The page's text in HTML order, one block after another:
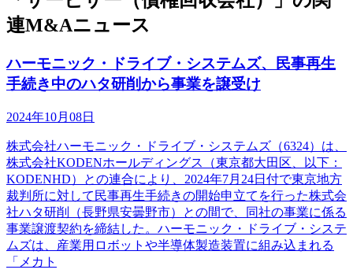
連M&Aニュース
ハーモニック・ドライブ・システムズ、民事再生
手続き中のハタ研削から事業を譲受け
2024年10月08日
株式会社ハーモニック・ドライブ・システムズ（6324）は、
株式会社KODENホールディングス（東京都大田区、以下：
KODENHD）との連合により、2024年7月24日付で東京地方
裁判所に対して民事再生手続きの開始申立てを行った株式会
社ハタ研削（長野県安曇野市）との間で、同社の事業に係る
事業譲渡契約を締結した。ハーモニック・ドライブ・システ
ムズは、産業用ロボットや半導体製造装置に組み込まれる
「メカト